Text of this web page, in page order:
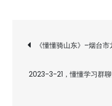
文
章
《懂懂骑山东》–烟台
2023-3-21，懂懂学习群